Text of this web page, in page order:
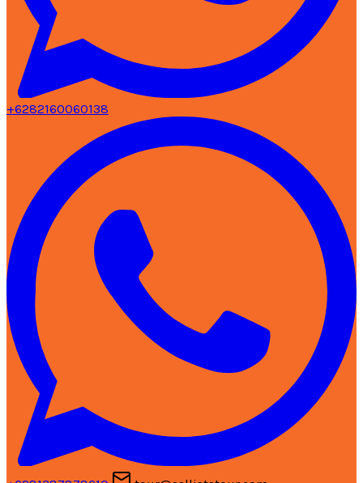
+6282160060138